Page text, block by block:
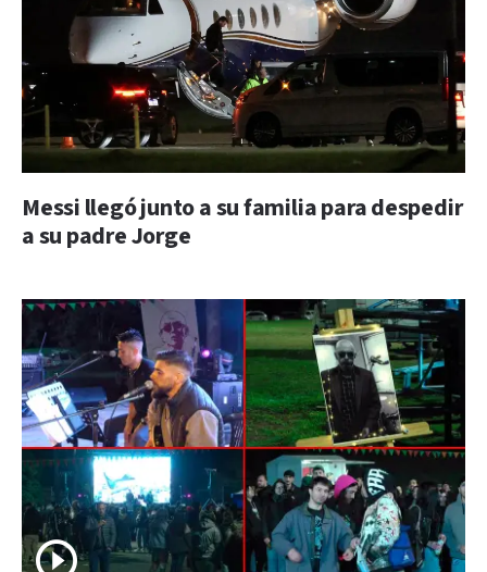
Messi llegó junto a su familia para despedir
a su padre Jorge